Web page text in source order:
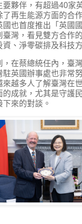
夥伴，有超過40家
再生能源方面的合
也首度推出「英國
灣，看見雙方合作
、淨零碳排及科技
在蔡總統任內，臺
駐英國辦事處也非常
來越多人了解臺灣在
的成就，尤其是守護
來的對談。